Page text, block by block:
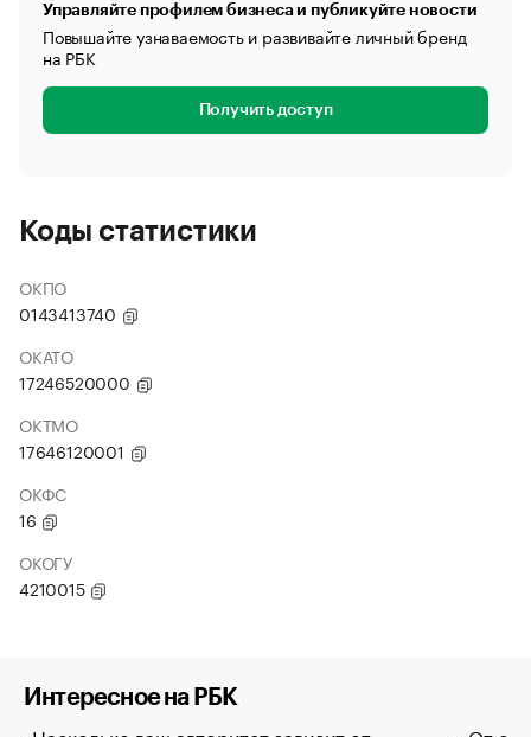
Управляйте профилем бизнеса и публикуйте новости
Повышайте узнаваемость и развивайте личный бренд
на РБК
Получить доступ
Коды статистики
ОКПО
0143413740
ОКАТО
17246520000
ОКТМО
17646120001
ОКФС
16
ОКОГУ
4210015
Интересное на РБК